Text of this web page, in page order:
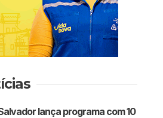
lança programa com 10